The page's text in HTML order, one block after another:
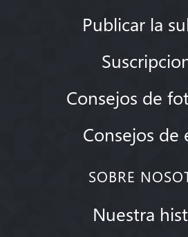
Publicar la
Consejos de
Consejos de
SOBRE
Nuestra